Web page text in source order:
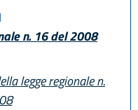
n. 16 del 2008
legge regionale n.